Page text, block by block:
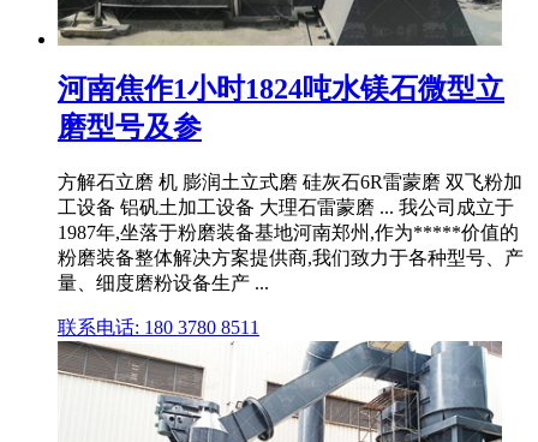
河南焦作1小时1824吨水镁石微型立
磨型号及参
方解石立磨 机 膨润土立式磨 硅灰石6R雷蒙磨 双飞粉加
工设备 铝矾土加工设备 大理石雷蒙磨 ... 我公司成立于
1987年,坐落于粉磨装备基地河南郑州,作为*****价值的
粉磨装备整体解决方案提供商,我们致力于各种型号、产
量、细度磨粉设备生产 ...
联系电话: 180 3780 8511